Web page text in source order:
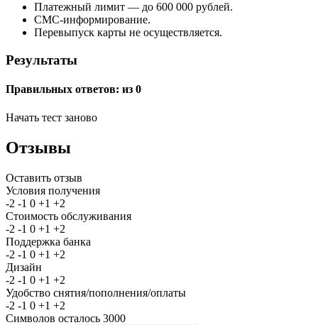
Платежный лимит — до 600 000 рублей.
СМС-информирование.
Перевыпуск карты не осуществляется.
Результаты
Правильных ответов: из 0
Начать тест заново
Отзывы
Оставить отзыв
Условия получения
-2 -1 0 +1 +2
Стоимость обслуживания
-2 -1 0 +1 +2
Поддержка банка
-2 -1 0 +1 +2
Дизайн
-2 -1 0 +1 +2
Удобство снятия/пополнения/оплаты
-2 -1 0 +1 +2
Символов осталось 3000